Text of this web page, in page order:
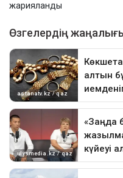
жарияланды